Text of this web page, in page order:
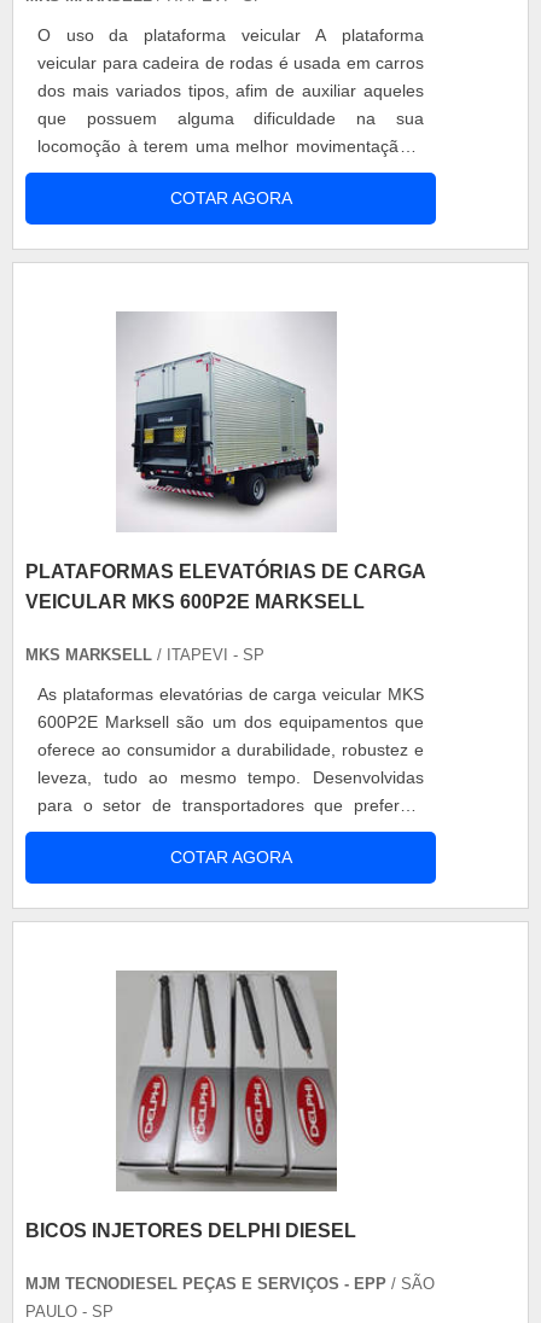
O uso da plataforma veicular A plataforma
veicular para cadeira de rodas é usada em carros
dos mais variados tipos, afim de auxiliar aqueles
que possuem alguma dificuldade na sua
locomoção à terem uma melhor movimentação e
acesso. Este tipo de plataforma possui grande
tecnologia, além de ser extremamente resistente,
fazendo com que o equipamento dure por muito
COTAR AGORA
PLATAFORMAS ELEVATÓRIAS DE CARGA
VEICULAR MKS 600P2E MARKSELL
MKS MARKSELL / ITAPEVI - SP
As plataformas elevatórias de carga veicular MKS
600P2E Marksell são um dos equipamentos que
oferece ao consumidor a durabilidade, robustez e
leveza, tudo ao mesmo tempo. Desenvolvidas
para o setor de transportadores que preferem
utilizar uma mesa com maiores dimensões,
disponibilizando mais área de superfície de carga
e espaço para ser manuseado pelos operadores.
COTAR AGORA
BICOS INJETORES DELPHI DIESEL
MJM TECNODIESEL PEÇAS E SERVIÇOS - EPP / SÃO
PAULO - SP